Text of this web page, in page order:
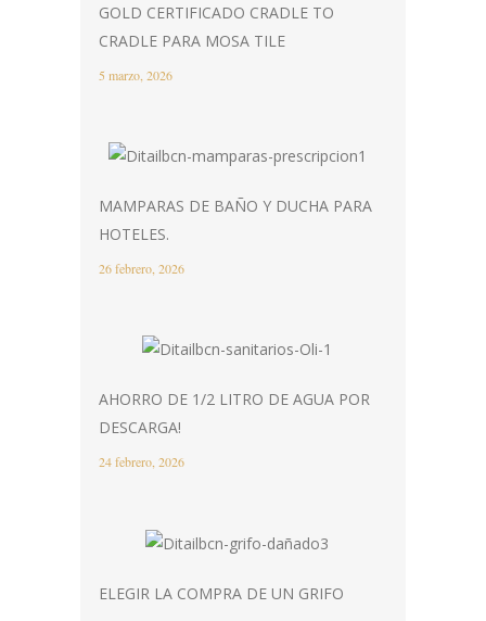
GOLD CERTIFICADO CRADLE TO
CRADLE PARA MOSA TILE
5 marzo, 2026
MAMPARAS DE BAÑO Y DUCHA PARA
HOTELES.
26 febrero, 2026
AHORRO DE 1/2 LITRO DE AGUA POR
DESCARGA!
24 febrero, 2026
ELEGIR LA COMPRA DE UN GRIFO